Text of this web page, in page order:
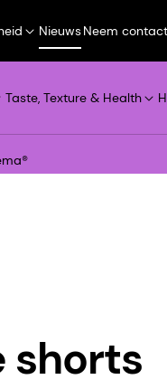
NieuwsNeem
Taste, Texture & Health
shorts